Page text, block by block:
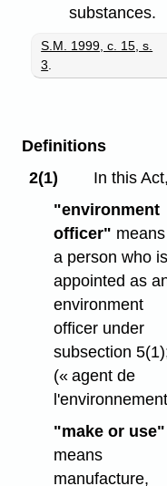
substances.
S.M. 1999, c. 15, s.
3
Definitions
2(1)
In this Act,
"environment
officer" means
a person who is
appointed as
environment
officer under
subsection
(« agent de
"make or use"
means
manufacture,